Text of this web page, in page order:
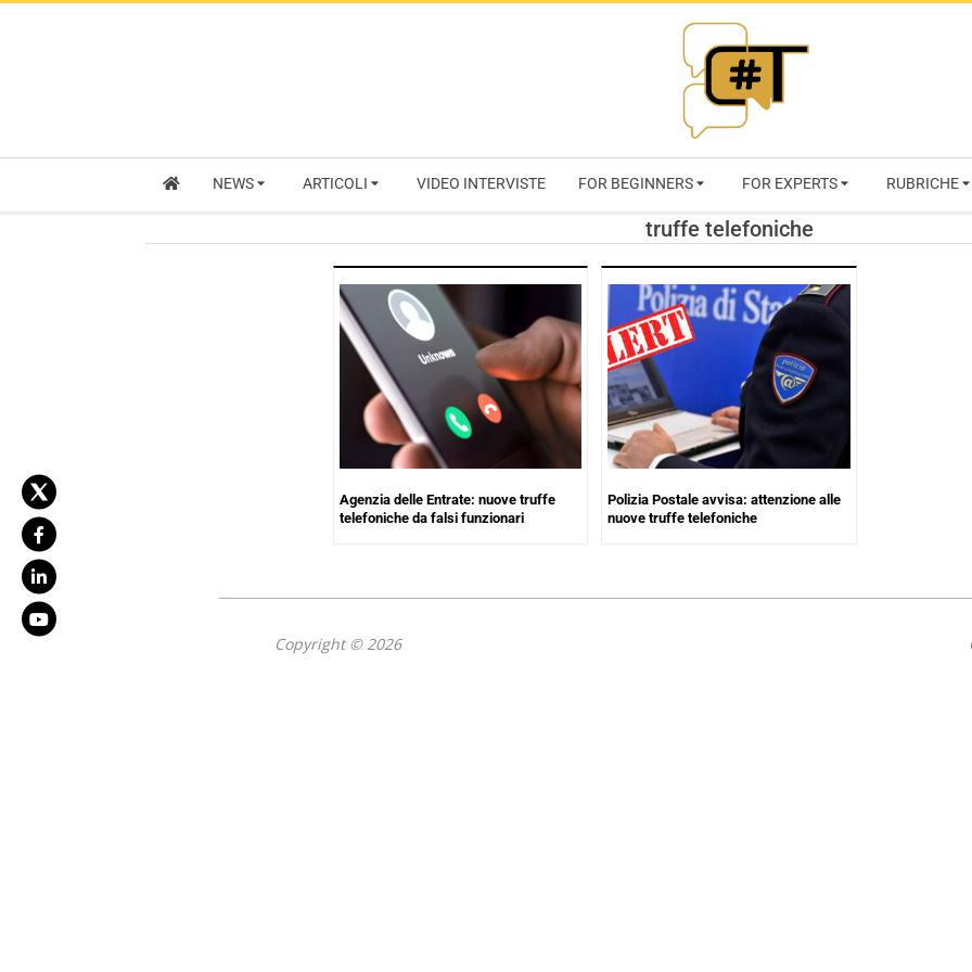
RIVISTA
TRENDS
NEWS ARTICOLI VIDEO INTERVISTE FOR BEGINNERS FOR EXPERTS RUBRICHE
truffe telefoniche
Agenzia delle Entrate: nuove truffe
telefoniche da falsi funzionari
Polizia Postale avvisa: attenzione alle
nuove truffe telefoniche
Copyright © 2026